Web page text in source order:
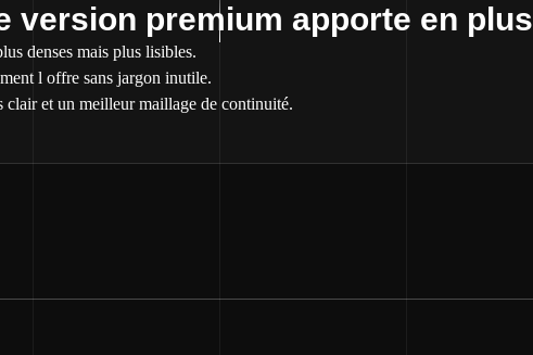
version premium apporte en plus
denses mais plus lisibles.
l offre sans jargon inutile.
et un meilleur maillage de continuité.